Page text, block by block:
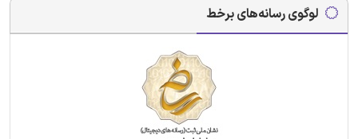
لوگوی رسانه‌های برخط